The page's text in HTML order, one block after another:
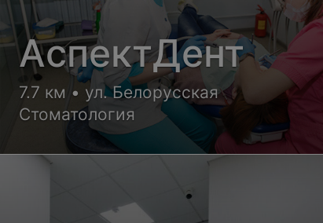
АспектДент
7.7 км • ул. Белорусская
Стоматология